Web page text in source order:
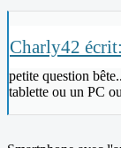
Charly42 écrit:
petite question
tablette ou un PC